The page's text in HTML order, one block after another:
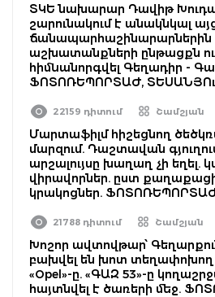
ՏԿԵ նախարար Դավիթ
շարունակում է անակնկալ
ճանապարհաշինարարներին
աշխատանքների ընթացքն ու
հիմնանորգվել Գեղադիր -
ՖՈՏՈՌԵՊՈՐՏԱԺ,
22159 դիտում Շամշյան
Մարտաֆիլմ հիշեցնող
մարզում. Դաշտավան
արշալույսը խաղաղ չի եղել.
վիրավորներ. ըստ
կրակոցներ.
21788 դիտում Շամշյան
Խոշոր ավտովթար՝
բախվել են խոտ տեղափոխող
«Opel»-ը. «ԳԱԶ 53»-ը
հայտնվել է ծառերի մեջ.